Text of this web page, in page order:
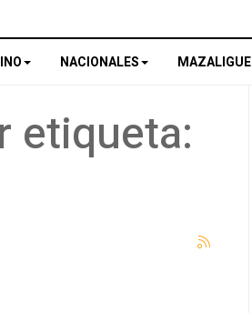
NACIONALES MAZALIGUE
etiqueta: